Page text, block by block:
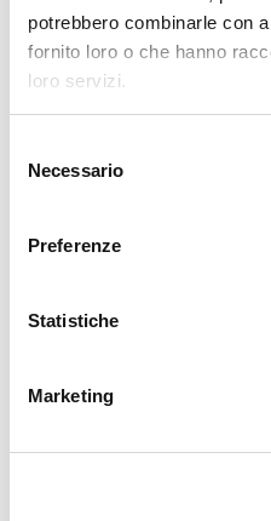
potrebbero combinarle con
fornito loro o che hanno
loro servizi.
Necessario
Preferenze
Statistiche
Marketing
CATEGORIE
市场洞察
技术
TAGS